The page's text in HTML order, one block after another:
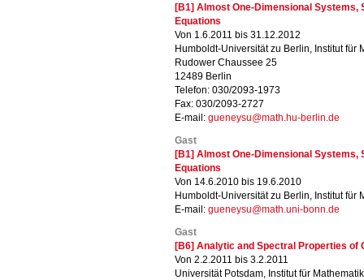
[B1] Almost One-Dimensional Systems,
Equations
Von 1.6.2011 bis 31.12.2012
Humboldt-Universität zu Berlin, Institut für
Rudower Chaussee 25
12489 Berlin
Telefon: 030/2093-1973
Fax: 030/2093-2727
E-mail: gueneysu@math.hu-berlin.de
Gast
[B1] Almost One-Dimensional Systems,
Equations
Von 14.6.2010 bis 19.6.2010
Humboldt-Universität zu Berlin, Institut für
E-mail: gueneysu@math.uni-bonn.de
Gast
[B6] Analytic and Spectral Properties of
Von 2.2.2011 bis 3.2.2011
Universität Potsdam, Institut für Mathematik